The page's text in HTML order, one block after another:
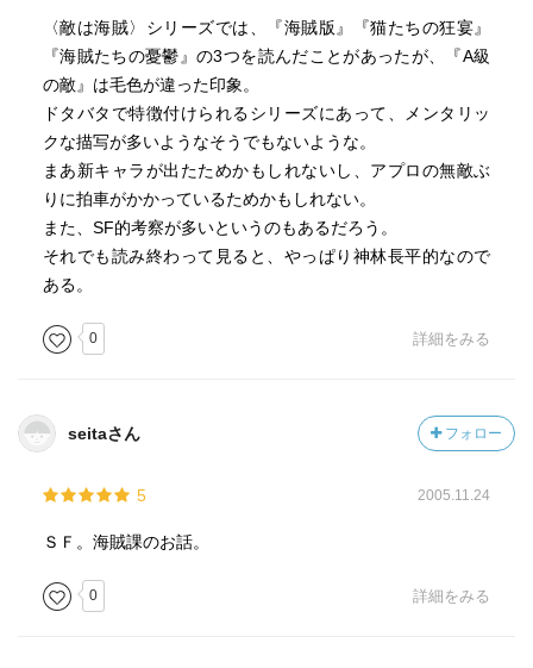
〈敵は海賊〉シリーズでは、『海賊版』『猫たちの狂宴』
『海賊たちの憂鬱』の3つを読んだことがあったが、『A級
の敵』は毛色が違った印象。
ドタバタで特徴付けられるシリーズにあって、メンタリッ
クな描写が多いようなそうでもないような。
まあ新キャラが出たためかもしれないし、アプロの無敵ぶ
りに拍車がかかっているためかもしれない。
また、SF的考察が多いというのもあるだろう。
それでも読み終わって見ると、やっぱり神林長平的なので
ある。
0 詳細をみる
seitaさん フォロー
5 2005.11.24
ＳＦ。海賊課のお話。
0 詳細をみる